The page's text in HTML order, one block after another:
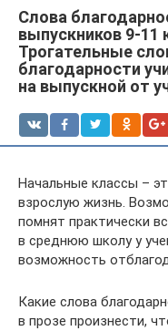
Слова
выпускников 9-11
Трогательные
благодарности
на выпускной от
Начальные классы –
взрослую жизнь.
помнят практически
в среднюю школу у
возможность
Какие слова
в прозе произнести,